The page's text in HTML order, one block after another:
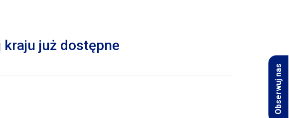
Obserwuj nas
kraju już dostępne